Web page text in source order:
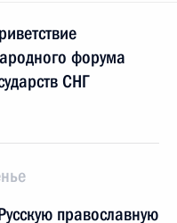
форума
СНГ
православную